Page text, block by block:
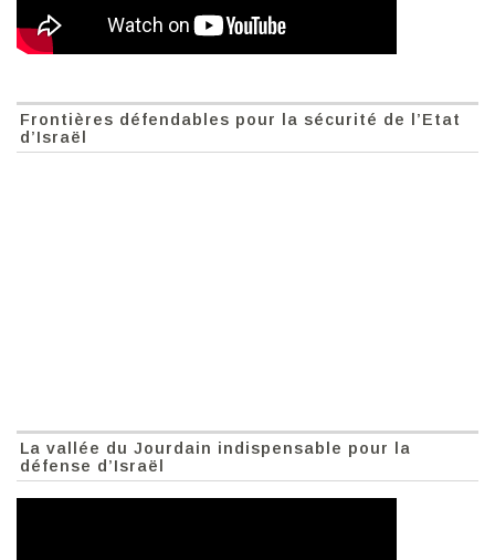
Frontières défendables pour la sécurité de l’Etat
d’Israël
La vallée du Jourdain indispensable pour la
défense d’Israël